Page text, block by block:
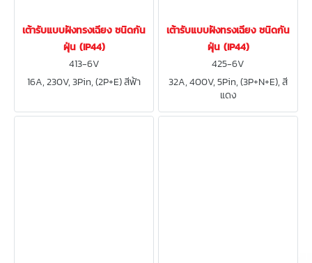
เต้ารับแบบฝังทรงเฉียง ชนิดกัน
ฝุ่น (IP44)
413-6V
16A, 230V, 3Pin, (2P+E) สีฟ้า
เต้ารับแบบฝังทรงเฉียง ชนิดกัน
ฝุ่น (IP44)
425-6V
32A, 400V, 5Pin, (3P+N+E), สี
แดง